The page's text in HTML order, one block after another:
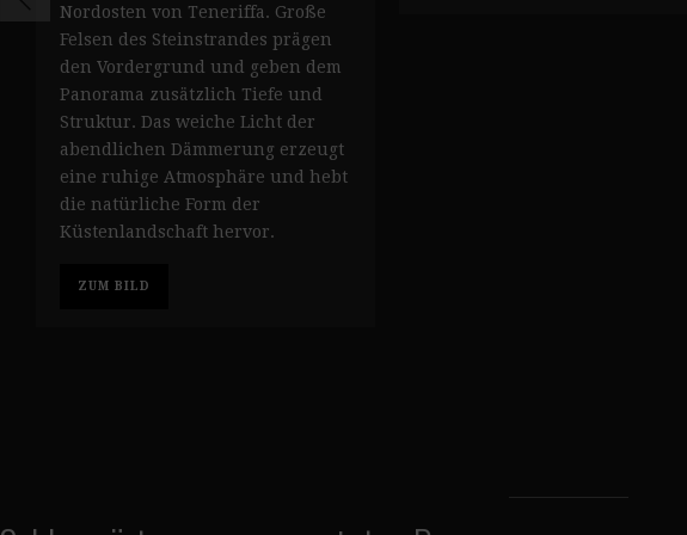
Nordosten von Teneriffa. Große
Felsen des Steinstrandes prägen
den Vordergrund und geben dem
Panorama zusätzlich Tiefe und
Struktur. Das weiche Licht der
abendlichen Dämmerung erzeugt
eine ruhige Atmosphäre und hebt
die natürliche Form der
Küstenlandschaft hervor.
ZUM BILD